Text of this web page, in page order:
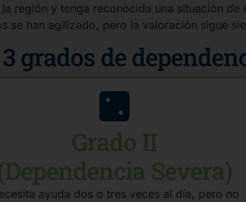
región y tenga reconocida una situación
se han agilizado, pero la valoración sigue
grados de
Grado II
Severa)
ayuda dos o tres veces al día, pero no